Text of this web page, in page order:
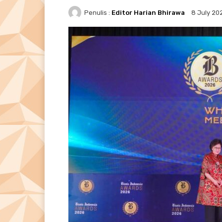
Penulis : Editor Harian Bhirawa 8 July